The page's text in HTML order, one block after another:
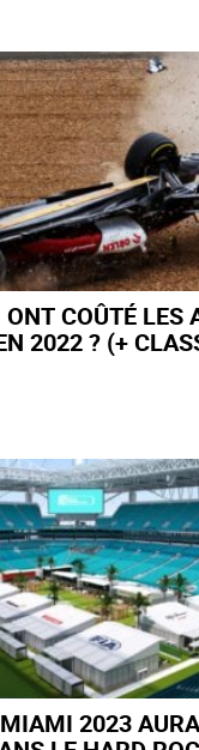
COÛTÉ LES
2022 ? (+
2023